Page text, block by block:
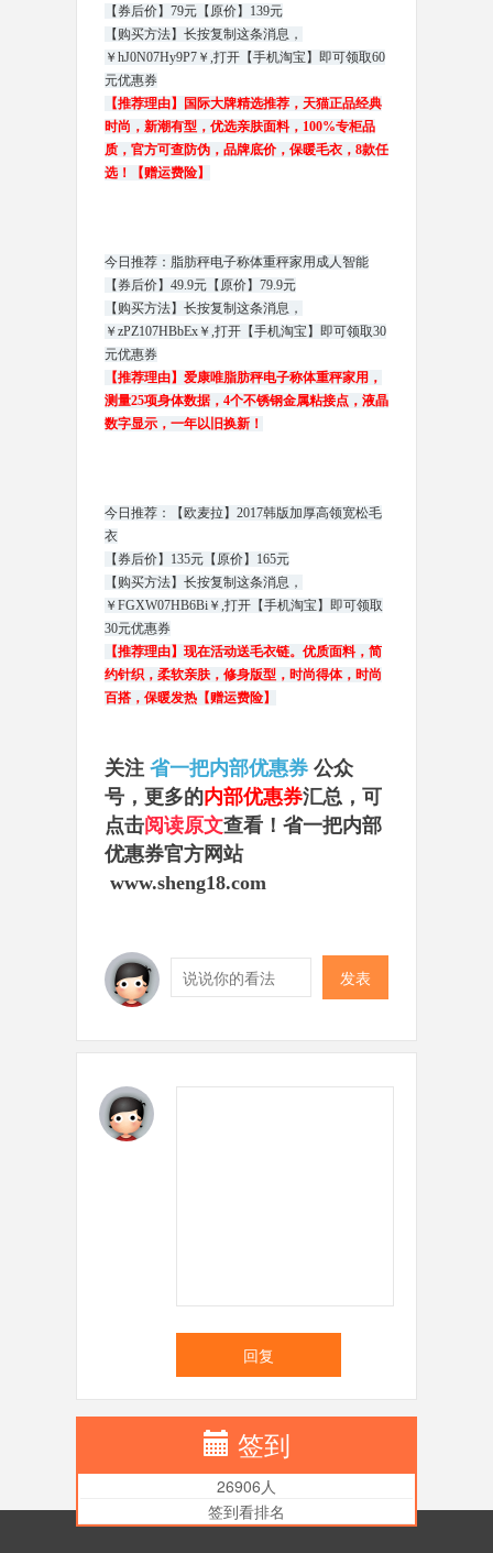
【券后价】79元【原价】139元
【购买方法】长按复制这条消息，
￥hJ0N07Hy9P7￥,打开【手机淘宝】即可领取60
元优惠券
【推荐理由】国际大牌精选推荐，天猫正品经典
时尚，新潮有型，优选亲肤面料，100%专柜品
质，官方可查防伪，品牌底价，保暖毛衣，8款任
选！【赠运费险】
今日推荐：脂肪秤电子称体重秤家用成人智能
【券后价】49.9元【原价】79.9元
【购买方法】长按复制这条消息，
￥zPZ107HBbEx￥,打开【手机淘宝】即可领取30
元优惠券
【推荐理由】爱康唯脂肪秤电子称体重秤家用，
测量25项身体数据，4个不锈钢金属粘接点，液晶
数字显示，一年以旧换新！
今日推荐：【欧麦拉】2017韩版加厚高领宽松毛
衣
【券后价】135元【原价】165元
【购买方法】长按复制这条消息，
￥FGXW07HB6Bi￥,打开【手机淘宝】即可领取
30元优惠券
【推荐理由】现在活动送毛衣链。优质面料，简
约针织，柔软亲肤，修身版型，时尚得体，时尚
百搭，保暖发热【赠运费险】
关注 省一把内部优惠券公众
号， 更多的内部优惠券汇总，可
点击阅读原文查看！省一把内部
优惠券官方网站
www.sheng18.com
发表
回复
签到
26906人
签到看排名